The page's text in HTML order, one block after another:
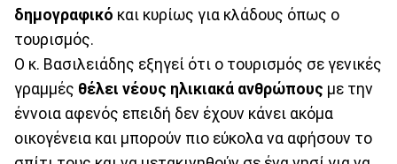
δημογραφικό και κυρίως για κλάδους όπως ο
τουρισμός.
Ο κ. Βασιλειάδης εξηγεί ότι ο τουρισμός σε γενικές
γραμμές θέλει νέους ηλικιακά ανθρώπους με την
έννοια αφενός επειδή δεν έχουν κάνει ακόμα
οικογένεια και μπορούν πιο εύκολα να αφήσουν το